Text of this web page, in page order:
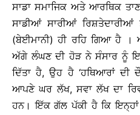
ਸਾਡਾ ਸਮਾਜਿਕ ਅਤੇ ਆਰਥਿਕ
ਸਾਡੀਆਂ ਸਾਰੀਆਂ
(ਬੇਈਮਾਨੀ) ਹੀ ਰਹਿ ਗਿਆ ਹੈ
ਅੱਗੇ ਲੰਘਣ ਦੀ ਹੋੜ ਨੇ ਸੰਸਾਰ ਨੂੰ
ਦਿੱਤਾ ਹੈ, ਉਹ ਹੈ ‘ਹਥਿਆਰਾਂ ਦੀ
ਆਪਣੇ ਘਰ ਲੱਖ, ਸਵਾ ਲੱਖ ਦਾ
ਹਨ। ਇੱਕ ਗੱਲ ਪੱਕੀ ਹੈ ਕਿ ਇਨ੍ਹਾਂ